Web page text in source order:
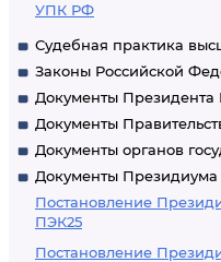
УПК РФ
Судебная практика
Законы Российской
Документы
Документы
Документы органов
Документы
Постановление
ПЭК25
Постановление